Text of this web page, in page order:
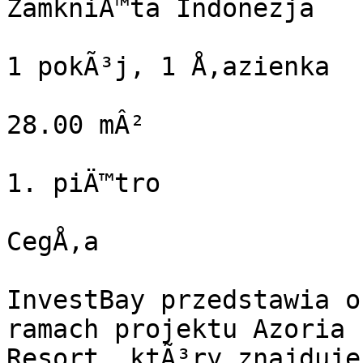
ZamkniÄ™ta Indonezja
1 pokÃ³j, 1 Å‚azienka
28.00 mÂ²
1. piÄ™tro
CegÅ‚a
InvestBay przedstawia
ramach projektu Azoria